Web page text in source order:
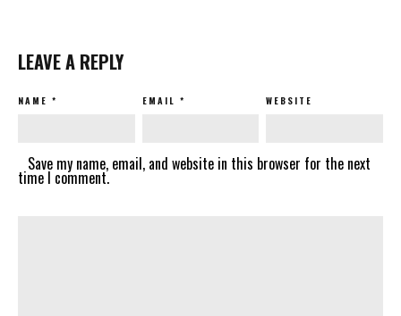
LEAVE A REPLY
NAME * EMAIL * WEBSITE
Save my name, email, and website in this browser for the next
time I comment.